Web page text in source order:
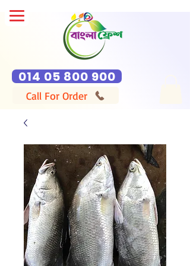
014 05 800 900
Call For Order